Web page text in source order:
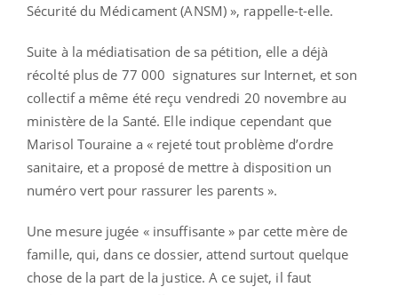
Sécurité du Médicament (ANSM) », rappelle-t-elle.
Suite à la médiatisation de sa pétition, elle a déjà
récolté plus de 77 000 signatures sur Internet, et son
collectif a même été reçu vendredi 20 novembre au
ministère de la Santé. Elle indique cependant que
Marisol Touraine a « rejeté tout problème d’ordre
sanitaire, et a proposé de mettre à disposition un
numéro vert pour rassurer les parents ».
Une mesure jugée « insuffisante » par cette mère de
famille, qui, dans ce dossier, attend surtout quelque
chose de la part de la justice. A ce sujet, il faut